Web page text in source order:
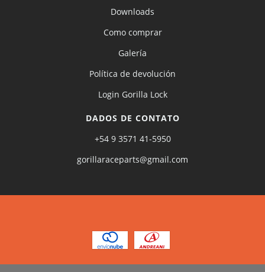
Downloads
Como comprar
Galería
Política de devolución
Login Gorilla Lock
DADOS DE CONTATO
+54 9 3571 41-5950
gorillaraceparts@gmail.com